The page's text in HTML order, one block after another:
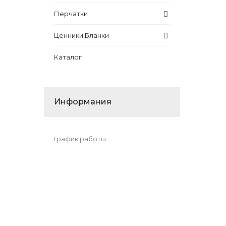
Перчатки
Ценники,Бланки
Каталог
Информания
График работы